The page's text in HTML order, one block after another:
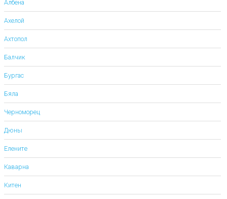
Албена
Ахелой
Ахтопол
Балчик
Бургас
Бяла
Черноморец
Дюны
Елените
Каварна
Китен